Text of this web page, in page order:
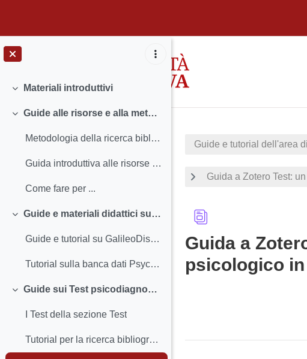
Minimizza
Materiali introduttivi
Minimizza
Guide alle risorse e alla metodologia della ricerca
Metodologia della ricerca bibliografica
Guida introduttiva alle risorse per la Psicologia
Come fare per ...
Minimizza
Guide e materiali didattici su GalileoDiscovery e PsycINFO
Guide e tutorial su GalileoDiscovery
Tutorial sulla banca dati PsycINFO
Minimizza
Guide sui Test psicodiagnostici
I Test della sezione Test
Tutorial per la ricerca bibliografica sui test
Guide e tutorial dell'area
Guida a Zotero Test:
Guida a
psicologico